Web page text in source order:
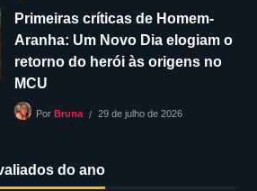
Primeiras críticas de Homem-
Aranha: Um Novo Dia elogiam o
retorno do herói às origens no
MCU
Por Bruna 29 de julho de 2026
do ano